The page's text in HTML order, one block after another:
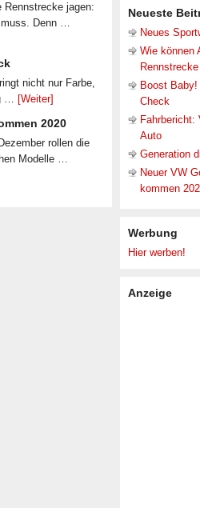
Rennstrecke jagen:
muss. Denn …
nicht nur Farbe,
… [Weiter]
2020
rollen die
Modelle …
Neueste
Neues
Wie können
Boost
Check
Fahrbericht:
Auto
Generation
Neuer VW
kommen
Werbung
Hier werben!
Anzeige